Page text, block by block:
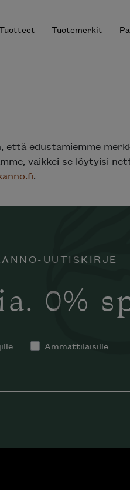
Tuotemerkit
edustamiemme
vaikkei se löytyisi
.
UUTISKIRJE
0%
Ammattilaisille